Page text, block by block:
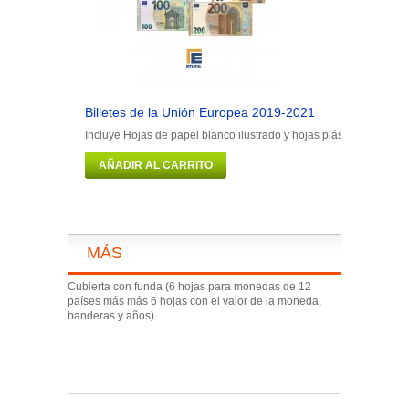
Billetes de la Unión Europea 2019-2021
Incluye Hojas de papel blanco ilustrado y hojas plásticas para
AÑADIR AL CARRITO
MÁS
Cubierta con funda (6 hojas para monedas de 12
países más más 6 hojas con el valor de la moneda,
banderas y años)